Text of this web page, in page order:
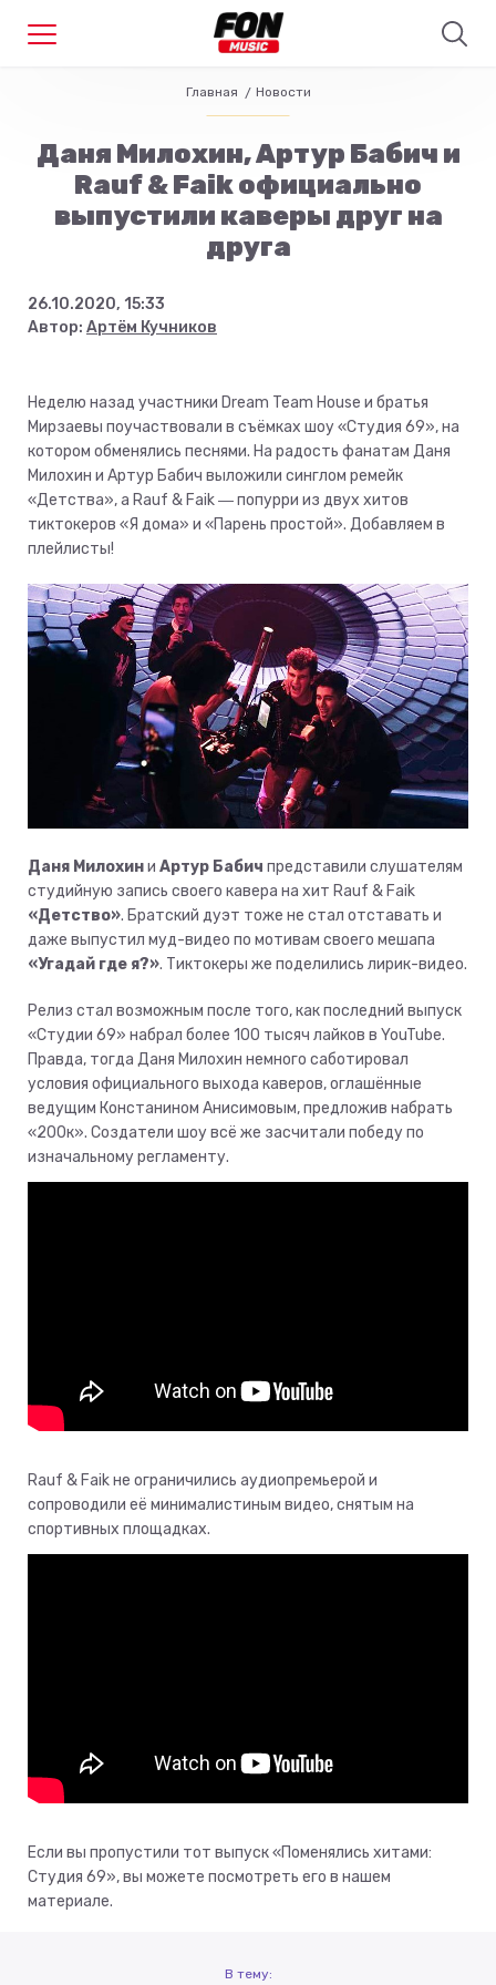
Главная Новости
Даня Милохин, Артур Бабич и
Rauf & Faik официально
выпустили каверы друг на
друга
26.10.2020, 15:33
Автор: Артём Кучников
Неделю назад участники Dream Team House и братья
Мирзаевы поучаствовали в съёмках шоу «Студия 69», на
котором обменялись песнями. На радость фанатам Даня
Милохин и Артур Бабич выложили синглом ремейк
«Детства», а Rauf & Faik ― попурри из двух хитов
тиктокеров «Я дома» и «Парень простой». Добавляем в
плейлисты!
Даня Милохини Артур Бабич представили слушателям
студийную запись своего кавера на хит Rauf & Faik
«Детство». Братский дуэт тоже не стал отставать и
даже выпустил муд-видео по мотивам своего мешапа
«Угадай где я?». Тиктокеры же поделились лирик-видео.
Релиз стал возможным после того, как последний выпуск
«Студии 69» набрал более 100 тысяч лайков в YouTube.
Правда, тогда Даня Милохин немного саботировал
условия официального выхода каверов, оглашённые
ведущим Констанином Анисимовым, предложив набрать
«200к». Создатели шоу всё же засчитали победу по
изначальному регламенту.
Rauf & Faik не ограничились аудиопремьерой и
сопроводили её минималистиным видео, снятым на
спортивных площадках.
Если вы пропустили тот выпуск «Поменялись хитами:
Студия 69», вы можете посмотреть его в нашем
материале.
В тему: